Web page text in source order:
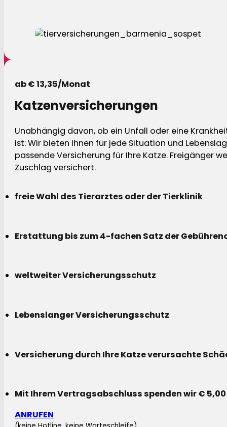
ab € 13,35/Monat
Katzenversicherungen
Unabhängig davon, ob ein Unfall oder eine
ist: Wir bieten Ihnen für jede Situation und
passende Versicherung für Ihre Katze. Freigänger
Zuschlag versichert.
freie Wahl des Tierarztes oder der Tierklinik
Erstattung bis zum 4-fachen Satz der
weltweiter Versicherungsschutz
Lebenslanger Versicherungsschutz
Versicherung durch Ihre Katze verursachte
Mit Ihrem Vertragsabschluss spenden wir €
ANRUFEN